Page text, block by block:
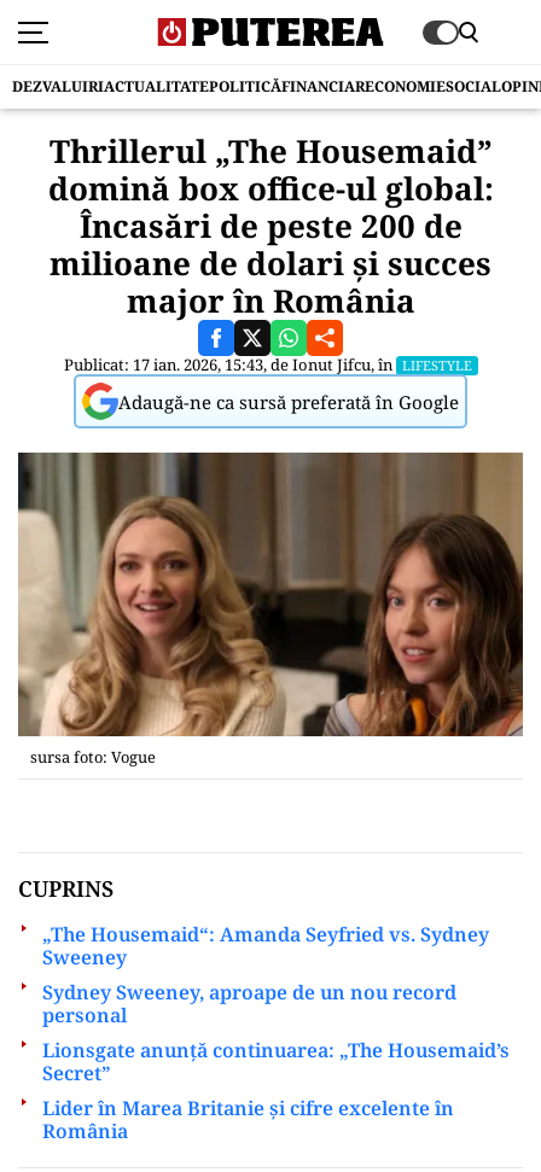
DEZVALUIRIACTUALITATEPOLITICĂFINANCIARECONOMIESOCIAL
Thrillerul „The Housemaid”
domină box office-ul global:
Încasări de peste 200 de
milioane de dolari și succes
major în România
Publicat: 17 ian. 2026, 15:43, deIonut Jifcu, în LIFESTYLE
Adaugă-ne ca sursă preferată în Google
sursa foto: Vogue
CUPRINS
„The Housemaid“: Amanda Seyfried vs. Sydney
Sweeney
Sydney Sweeney, aproape de un nou record
personal
Lionsgate anunță continuarea: „The Housemaid’s
Secret”
Lider în Marea Britanie și cifre excelente în
România